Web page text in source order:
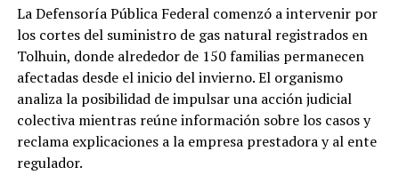
La Defensoría Pública Federal comenzó a intervenir por
los cortes del suministro de gas natural registrados en
Tolhuin, donde alrededor de 150 familias permanecen
afectadas desde el inicio del invierno. El organismo
analiza la posibilidad de impulsar una acción judicial
colectiva mientras reúne información sobre los casos y
reclama explicaciones a la empresa prestadora y al ente
regulador.